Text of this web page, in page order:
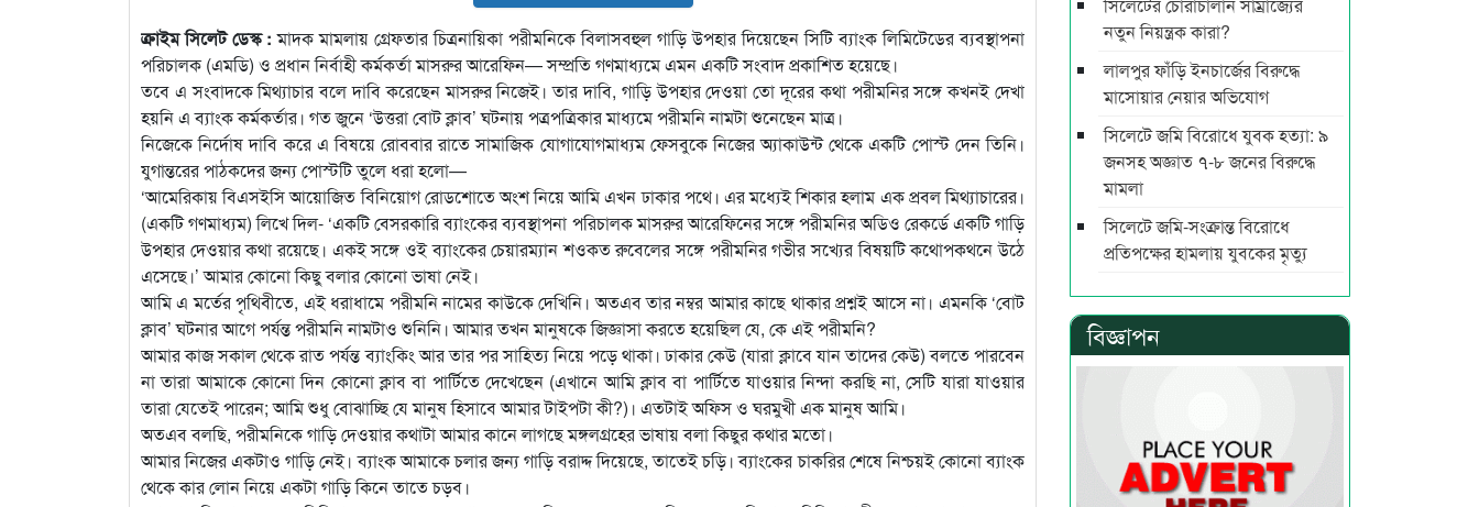
ক্রাইম সিলেট ডেস্ক : মাদক মামলায় গ্রেফতার চিত্রনায়িকা পরীমনিকে বিলাসবহুল গাড়ি উপহার দিয়েছেন সিটি ব্যাংক লিমিটেডের ব্যবস্থাপনা
পরিচালক (এমডি) ও প্রধান নির্বাহী কর্মকর্তা মাসরুর আরেফিন— সম্প্রতি গণমাধ্যমে এমন একটি সংবাদ প্রকাশিত হয়েছে।
তবে এ সংবাদকে মিথ্যাচার বলে দাবি করেছেন মাসরুর নিজেই। তার দাবি, গাড়ি উপহার দেওয়া তো দূরের কথা পরীমনির সঙ্গে কখনই দেখা
হয়নি এ ব্যাংক কর্মকর্তার। গত জুনে ‘উত্তরা বোট ক্লাব’ ঘটনায় পত্রপত্রিকার মাধ্যমে পরীমনি নামটা শুনেছেন মাত্র।
নিজেকে নির্দোষ দাবি করে এ বিষয়ে রোববার রাতে সামাজিক যোগাযোগমাধ্যম ফেসবুকে নিজের অ্যাকাউন্ট থেকে একটি পোস্ট দেন তিনি।
যুগান্তরের পাঠকদের জন্য পোস্টটি তুলে ধরা হলো—
‘আমেরিকায় বিএসইসি আয়োজিত বিনিয়োগ রোডশোতে অংশ নিয়ে আমি এখন ঢাকার পথে। এর মধ্যেই শিকার হলাম এক প্রবল মিথ্যাচারের।
(একটি গণমাধ্যম) লিখে দিল- ‘একটি বেসরকারি ব্যাংকের ব্যবস্থাপনা পরিচালক মাসরুর আরেফিনের সঙ্গে পরীমনির অডিও রেকর্ডে একটি গাড়ি
উপহার দেওয়ার কথা রয়েছে। একই সঙ্গে ওই ব্যাংকের চেয়ারম্যান শওকত রুবেলের সঙ্গে পরীমনির গভীর সখ্যের বিষয়টি কথোপকথনে উঠে
এসেছে।’ আমার কোনো কিছু বলার কোনো ভাষা নেই।
আমি এ মর্তের পৃথিবীতে, এই ধরাধামে পরীমনি নামের কাউকে দেখিনি। অতএব তার নম্বর আমার কাছে থাকার প্রশ্নই আসে না। এমনকি ‘বোট
ক্লাব’ ঘটনার আগে পর্যন্ত পরীমনি নামটাও শুনিনি। আমার তখন মানুষকে জিজ্ঞাসা করতে হয়েছিল যে, কে এই পরীমনি?
আমার কাজ সকাল থেকে রাত পর্যন্ত ব্যাংকিং আর তার পর সাহিত্য নিয়ে পড়ে থাকা। ঢাকার কেউ (যারা ক্লাবে যান তাদের কেউ) বলতে পারবেন
না তারা আমাকে কোনো দিন কোনো ক্লাব বা পার্টিতে দেখেছেন (এখানে আমি ক্লাব বা পার্টিতে যাওয়ার নিন্দা করছি না, সেটি যারা যাওয়ার
তারা যেতেই পারেন; আমি শুধু বোঝাচ্ছি যে মানুষ হিসাবে আমার টাইপটা কী?)। এতটাই অফিস ও ঘরমুখী এক মানুষ আমি।
অতএব বলছি, পরীমনিকে গাড়ি দেওয়ার কথাটা আমার কানে লাগছে মঙ্গলগ্রহের ভাষায় বলা কিছুর কথার মতো।
আমার নিজের একটাও গাড়ি নেই। ব্যাংক আমাকে চলার জন্য গাড়ি বরাদ্দ দিয়েছে, তাতেই চড়ি। ব্যাংকের চাকরির শেষে নিশ্চয়ই কোনো ব্যাংক
থেকে কার লোন নিয়ে একটা গাড়ি কিনে তাতে চড়ব।
নতুন নিয়ন্ত্রক কারা?
লালপুর ফাঁড়ি ইনচার্জের বিরুদ্ধে
মাসোয়ার নেয়ার অভিযোগ
সিলেটে জমি বিরোধে যুবক হত্যা: ৯
জনসহ অজ্ঞাত ৭-৮ জনের বিরুদ্ধে
মামলা
সিলেটে জমি-সংক্রান্ত বিরোধে
প্রতিপক্ষের হামলায় যুবকের মৃত্যু
বিজ্ঞাপন